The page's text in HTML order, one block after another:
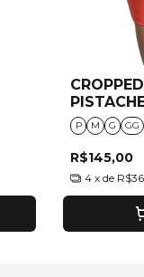
P M G GG
R$145,00
4 x de